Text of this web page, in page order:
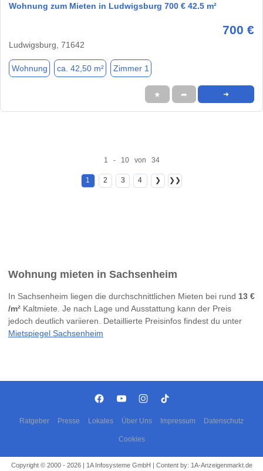
Wohnung zum Mieten in Ludwigsburg 700 € 42.5 m²
700 €
Ludwigsburg, 71642
Wohnung ca. 42,50 m² Zimmer 1
★ ➦ ➜
1 - 10 von 34
1 2 3 4 ❯ ❯❯
Wohnung mieten in Sachsenheim
In Sachsenheim liegen die durchschnittlichen Mieten bei rund 13 €
/m² Kaltmiete. Je nach Lage und Ausstattung kann der Preis
jedoch deutlich variieren. Detaillierte Preisinfos findest du unter
Mietspiegel Sachsenheim
Ratgeber Presse Lokales Über Uns Impressum Datenschutz
Cookies
Copyright © 2000 - 2026 | 1A Infosysteme GmbH | Content by: 1A-Anzeigenmarkt.de